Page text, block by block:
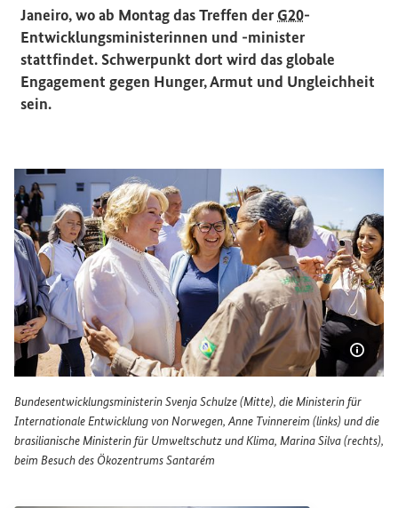
Janeiro, wo ab Montag das Treffen derG20-
Entwicklungsministerinnen und -minister
stattfindet. Schwerpunkt dort wird das globale
Engagement gegen Hunger, Armut und Ungleichheit
sein.
Bundesentwicklungsministerin Svenja Schulze (Mitte), die Ministerin für
Internationale Entwicklung von Norwegen, Anne Tvinnereim (links) und die
brasilianische Ministerin für Umweltschutz und Klima, Marina Silva (rechts),
beim Besuch des Ökozentrums Santarém